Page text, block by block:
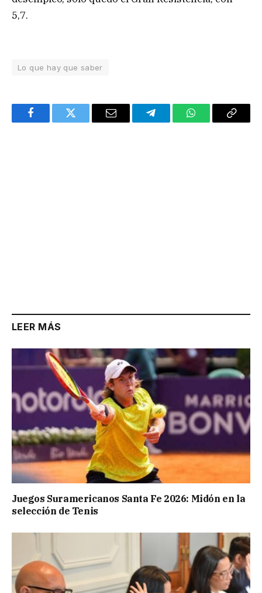
5,7.
Lo que hay que saber
FacebookTwitter Email TelegramWhatsAppCopy
LEER MÁS
Juegos Suramericanos Santa Fe 2026: Midón en la
selección de Tenis